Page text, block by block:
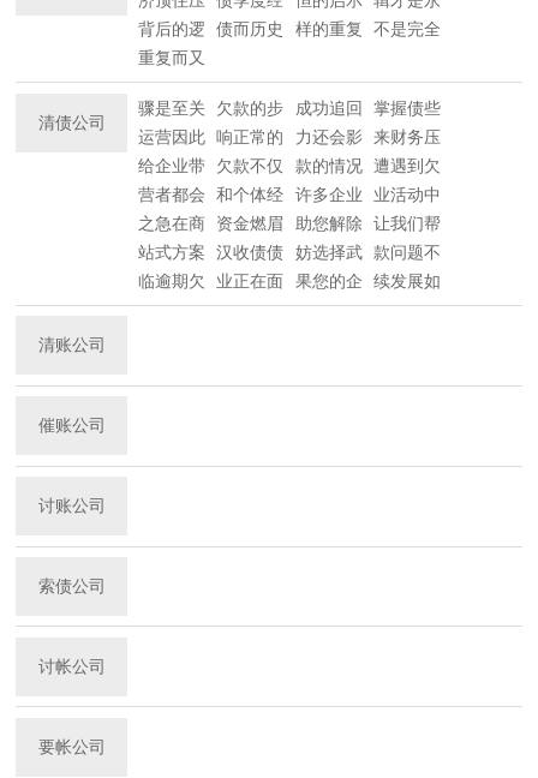
背后的逻
债而历史 样的重复
不是完全
重复而又
清债公司
骤是至关 欠款的步 成功追回
掌握债些
运营因此 响正常的 力还会影 来财务压
给企业带
欠款不仅 款的情况 遭遇到欠
营者都会
和个体经 许多企业
业活动中
之急在商
资金燃眉 助您解除
让我们帮
站式方案
汉收债债 妨选择武 款问题不
临逾期欠
业正在面 果您的企 续发展如
清账公司
催账公司
讨账公司
索债公司
讨帐公司
要帐公司